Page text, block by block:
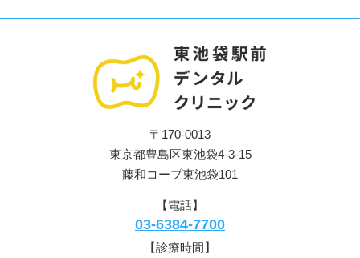
〒170-0013
東京都豊島区東池袋4-3-15
藤和コープ東池袋101
【電話】
03-6384-7700
【診療時間】